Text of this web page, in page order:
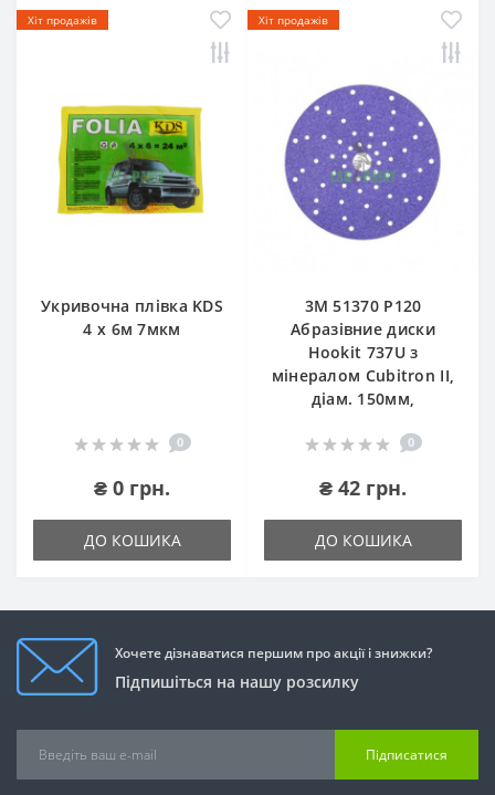
Хіт продажів
Укривочна плівка KDS
4 х 6м 7мкм
0
₴ 0 грн.
ДО КОШИКА
Хіт продажів
3М 51370 P120
Абразівние диски
Hookit 737U з
мінералом Cubitron II,
діам. 150мм,
0
₴ 42 грн.
ДО КОШИКА
Хочете дізнаватися першим про акції і знижки?
Підпишіться на нашу розсилку
Підписатися